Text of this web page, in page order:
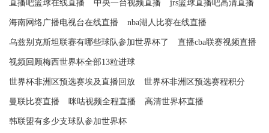
直播吧篮球在线直播 中央一台视频直播 jrs篮球直播吧高清直播
海南网络广播电视台在线直播 nba湖人比赛在线直播
乌兹别克斯坦联赛有哪些球队参加世界杯了 直播cba联赛视频直播
视频回顾梅西世界杯全部13粒进球
世界杯非洲区预选赛埃及直播回放 世界杯非洲区预选赛程积分
曼联比赛直播 咪咕视频全程直播 高清世界杯直播
韩联盟有多少支球队参加世界杯